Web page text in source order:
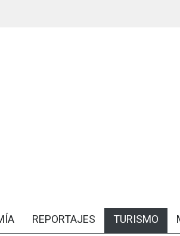
REPORTAJES TURISMO